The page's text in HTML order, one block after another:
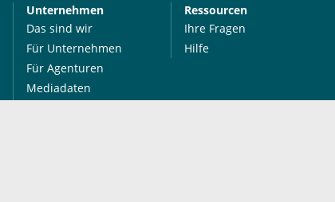
Unternehmen
Das sind wir
Für Unternehmen
Für Agenturen
Mediadaten
Ressourcen
Ihre Fragen
Hilfe